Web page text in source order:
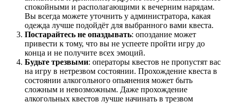
спокойными и располагающими к вечерним нарядам.
Вы всегда можете уточнить у администратора, какая
одежда лучше подойдёт для выбранного вами квеста.
Постарайтесь не опаздывать: опоздание может
привести к тому, что вы не успеете пройти игру до
конца и не получите всех эмоций.
Будьте трезвыми: операторы квестов не пропустят вас
на игру в нетрезвом состоянии. Прохождение квеста в
состоянии алкогольного опьянения может быть
сложным и невозможным. Даже прохождение
алкогольных квестов лучше начинать в трезвом